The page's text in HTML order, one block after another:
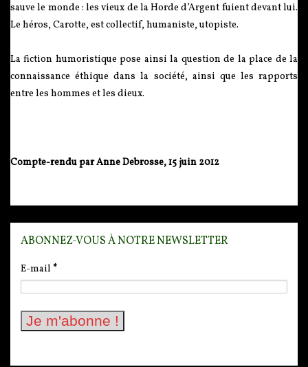
sauve le monde : les vieux de la Horde d’Argent fuient devant lui.
Le héros, Carotte, est collectif, humaniste, utopiste.
La fiction humoristique pose ainsi la question de la place de la
connaissance éthique dans la société, ainsi que les rapports
entre les hommes et les dieux.
Compte-rendu par Anne Debrosse, 15 juin 2012
ABONNEZ-VOUS À NOTRE NEWSLETTER
E-mail *